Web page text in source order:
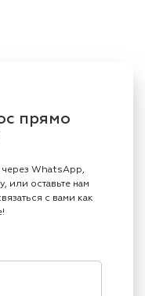
прямо
через WhatsApp,
или оставьте нам
с вами как